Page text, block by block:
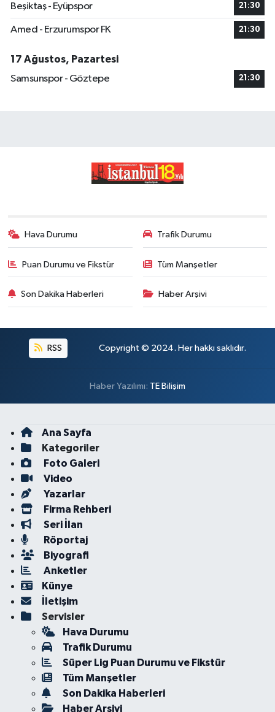
Beşiktaş - Eyüpspor 21:30
Amed - Erzurumspor FK 21:30
17 Ağustos, Pazartesi
Samsunspor - Göztepe
21:30
Hava Durumu Trafik Durumu
Puan Durumu ve Fikstür Tüm Manşetler
Son Dakika Haberleri Haber Arşivi
RSS Copyright © 2024. Her hakkı saklıdır.
Haber Yazılımı: TE Bilişim
Ana Sayfa
Kategoriler
Foto Galeri
Video
Yazarlar
Firma Rehberi
Seri İlan
Röportaj
Biyografi
Anketler
Künye
İletişim
Servisler
Hava Durumu
Trafik Durumu
Süper Lig Puan Durumu ve Fikstür
Tüm Manşetler
Son Dakika Haberleri
Haber Arşivi